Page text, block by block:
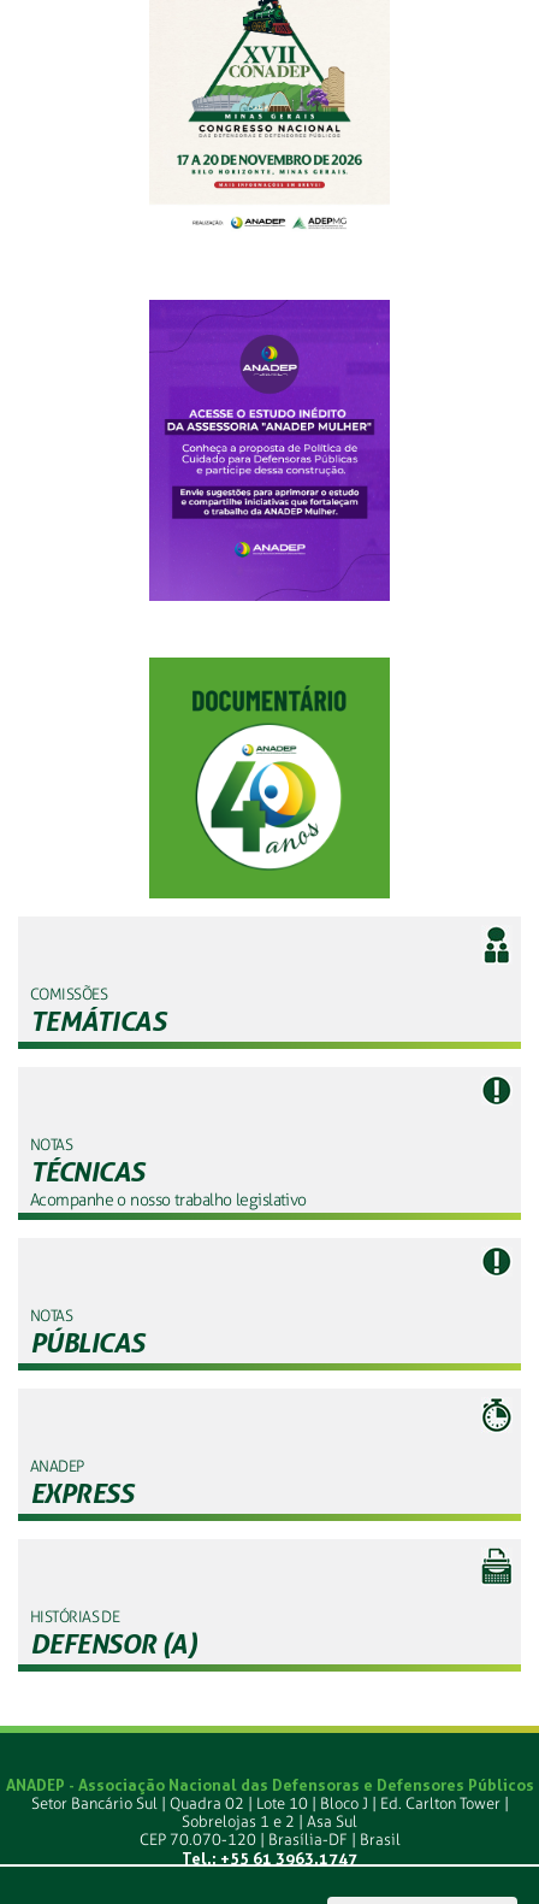
COMISSÕES
TEMÁTICAS
NOTAS
TÉCNICAS
Acompanhe o nosso trabalho legislativo
NOTAS
PÚBLICAS
ANADEP
EXPRESS
HISTÓRIAS DE
DEFENSOR (A)
ANADEP - Associação Nacional das Defensoras e Defensores Públicos
Setor Bancário Sul | Quadra 02 | Lote 10 | Bloco J | Ed. Carlton Tower |
Sobrelojas 1 e 2 | Asa Sul
CEP 70.070-120 | Brasília-DF | Brasil
Tel.: +55 61 3963.1747